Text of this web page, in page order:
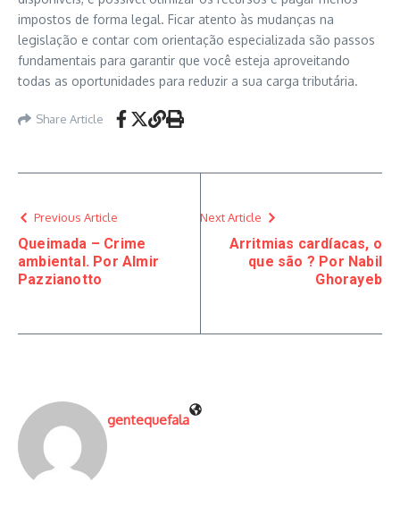
impostos de forma legal. Ficar atento às mudanças na
legislação e contar com orientação especializada são passos
fundamentais para garantir que você esteja aproveitando
todas as oportunidades para reduzir a sua carga tributária.
Share Article
Previous Article
Queimada – Crime
ambiental. Por Almir
Pazzianotto
Next Article
Arritmias cardíacas, o
que são ? Por Nabil
Ghorayeb
gentequefala